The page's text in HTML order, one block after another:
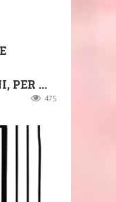
PER ...
475